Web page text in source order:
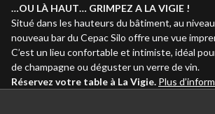
…OU LÀ HAUT… GRIMPEZ A LA VIGIE !
Situé dans les hauteurs du bâtiment, au
nouveau bar du Cepac Silo offre une vue
C’est un lieu confortable et intimiste, idéal
de champagne ou déguster un verre de vin.
Réservez votre table à La Vigie. Plus